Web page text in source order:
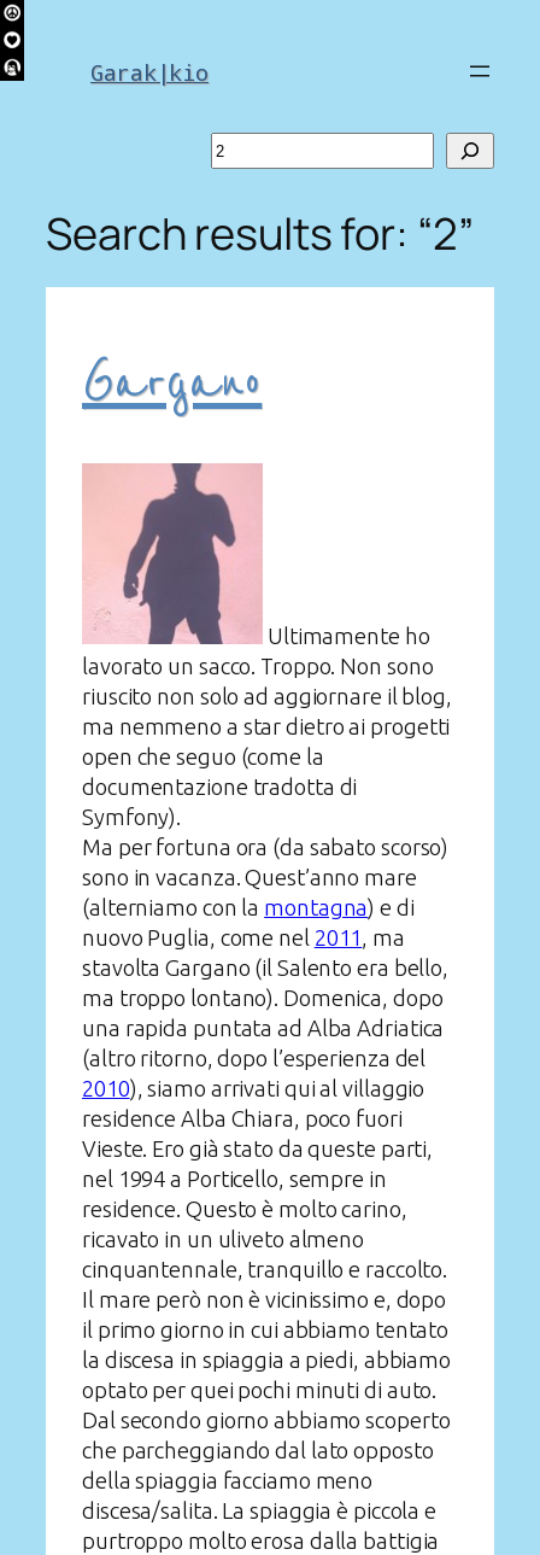
Skip
to
content Garak|kio
Search
Search results for: “2”
Gargano
Ultimamente ho
lavorato un sacco. Troppo. Non sono
riuscito non solo ad aggiornare il blog,
ma nemmeno a star dietro ai progetti
open che seguo (come la
documentazione tradotta di
Symfony).
Ma per fortuna ora (da sabato scorso)
sono in vacanza. Quest’anno mare
(alterniamo con la montagna) e di
nuovo Puglia, come nel 2011 , ma
stavolta Gargano (il Salento era bello,
ma troppo lontano). Domenica, dopo
una rapida puntata ad Alba Adriatica
(altro ritorno, dopo l’esperienza del
2010), siamo arrivati qui al villaggio
residence Alba Chiara, poco fuori
Vieste. Ero già stato da queste parti,
nel 1994 a Porticello, sempre in
residence. Questo è molto carino,
ricavato in un uliveto almeno
cinquantennale, tranquillo e raccolto.
Il mare però non è vicinissimo e, dopo
il primo giorno in cui abbiamo tentato
la discesa in spiaggia a piedi, abbiamo
optato per quei pochi minuti di auto.
Dal secondo giorno abbiamo scoperto
che parcheggiando dal lato opposto
della spiaggia facciamo meno
discesa/salita. La spiaggia è piccola e
purtroppo molto erosa dalla battigia